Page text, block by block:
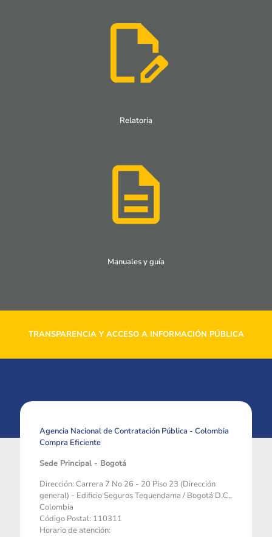
Relatoria
Manuales y guía
TRANSPARENCIA Y ACCESO A INFORMACIÓN PÚBLICA
Agencia Nacional de Contratación Pública - Colombia
Compra Eficiente
Sede Principal - Bogotá
Dirección: Carrera 7 No 26 - 20 Piso 23 (Dirección
general) - Edificio Seguros Tequendama / Bogotá D.C.,
Colombia
Código Postal: 110311
Horario de atención: